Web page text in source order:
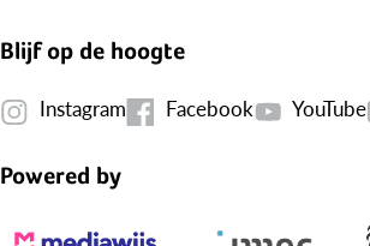
Blijf op de hoogte
Instagram Facebook YouTube
Powered by